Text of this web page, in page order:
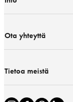
Ota yhteyttä
Tietoa meistä